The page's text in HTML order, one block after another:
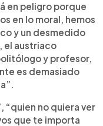
en peligro porque
en lo moral, hemos
y un desmedido
el austriaco
y profesor,
es demasiado
“quien no quiera ver
que te importa